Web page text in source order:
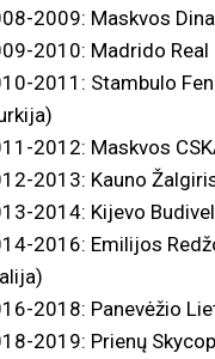
2009: Maskvos
2010: Madrido Real
2011: Stambulo
2012: Maskvos
2013: Kauno
2014: Kijevo
2016: Emilijos
2018: Panevėžio
2019: Prienų